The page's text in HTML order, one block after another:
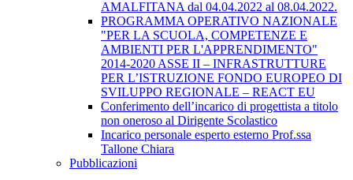
AMALFITANA dal 04.04.2022 al 08.04.2022.
PROGRAMMA OPERATIVO NAZIONALE
"PER LA SCUOLA, COMPETENZE E
AMBIENTI PER L'APPRENDIMENTO"
2014-2020 ASSE II – INFRASTRUTTURE
PER L’ISTRUZIONE FONDO EUROPEO DI
SVILUPPO REGIONALE – REACT EU
Conferimento dell’incarico di progettista a titolo
non oneroso al Dirigente Scolastico
Incarico personale esperto esterno Prof.ssa
Tallone Chiara
Pubblicazioni